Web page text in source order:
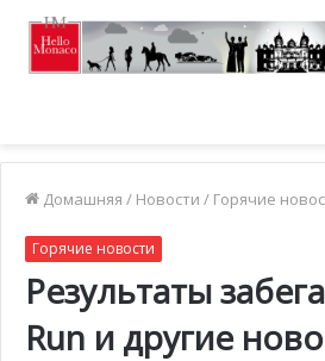
Домашняя / Новости / Горячие
Горячие новости
Результаты
Run и другие